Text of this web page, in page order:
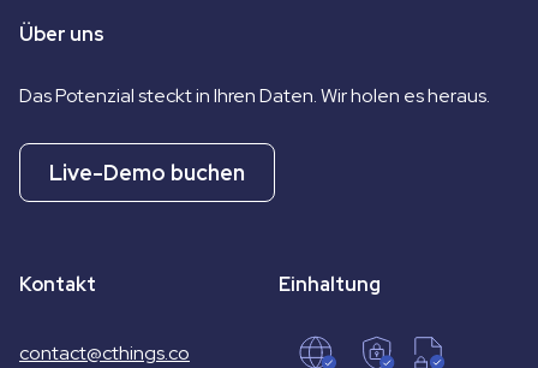
Über uns
Das Potenzial steckt in Ihren Daten. Wir holen es heraus.
Live-Demo buchen
Kontakt
contact@cthings.co
Einhaltung